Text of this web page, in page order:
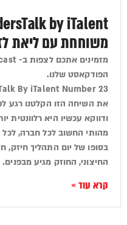
משוחחת עם ליאת
הפודקאסט שלנו.
By iTalent Number 23
את השיחה הזו הקלטנו רגע
ודווקא עכשיו היא רלוונטית
מהותי החשוב לכל חברה,
בסופו של יום התהליך חיזק,
החיצוני, החוזק מגיע מבפנים.
קרא עוד »